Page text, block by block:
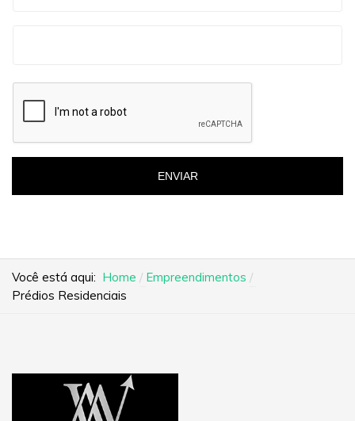
ENVIAR
Você está aqui: Home
Empreendimentos
Prédios Residenciais